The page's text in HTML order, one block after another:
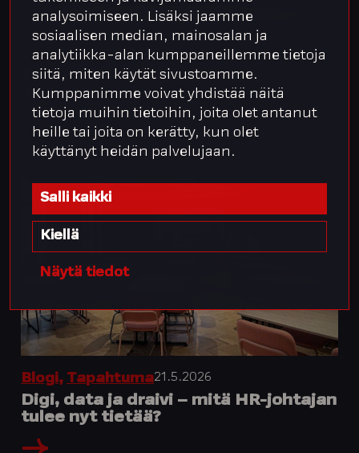
analysoimiseen. Lisäksi jaamme
sosiaalisen median, mainosalan ja
analytiikka-alan kumppaneillemme tietoja
siitä, miten käytät sivustoamme.
Kumppanimme voivat yhdistää näitä
tietoja muihin tietoihin, joita olet antanut
heille tai joita on kerätty, kun olet
käyttänyt heidän palvelujaan.
Salli kaikki
Kiellä
Näytä tiedot
Tapahtuma3.6.2026
Tunne äly – Integrata TALKS
30.9.2026
Blogi, Tapahtuma21.5.2026
Digi, data ja draivi – mitä HR-johtajan
tulee nyt tietää?